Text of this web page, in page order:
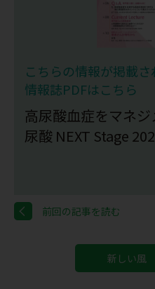
こちらの情報が掲載さ
情報誌PDFはこちら
高尿酸血症をマネジ
尿酸 NEXT Stage
前回の記事を読む
新しい風